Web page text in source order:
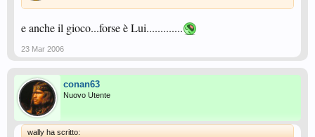
e anche il gioco...forse è Lui.............
23 Mar 2006
conan63
Nuovo Utente
wally ha scritto: